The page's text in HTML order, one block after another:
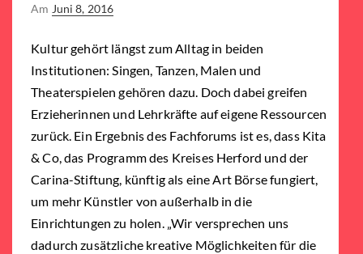
Am Posted
Juni 8, 2016
Kultur gehört längst zum Alltag in beiden
Institutionen: Singen, Tanzen, Malen und
Theaterspielen gehören dazu. Doch dabei greifen
Erzieherinnen und Lehrkräfte auf eigene Ressourcen
zurück. Ein Ergebnis des Fachforums ist es, dass Kita
& Co, das Programm des Kreises Herford und der
Carina-Stiftung, künftig als eine Art Börse fungiert,
um mehr Künstler von außerhalb in die
Einrichtungen zu holen. „Wir versprechen uns
dadurch zusätzliche kreative Möglichkeiten für die